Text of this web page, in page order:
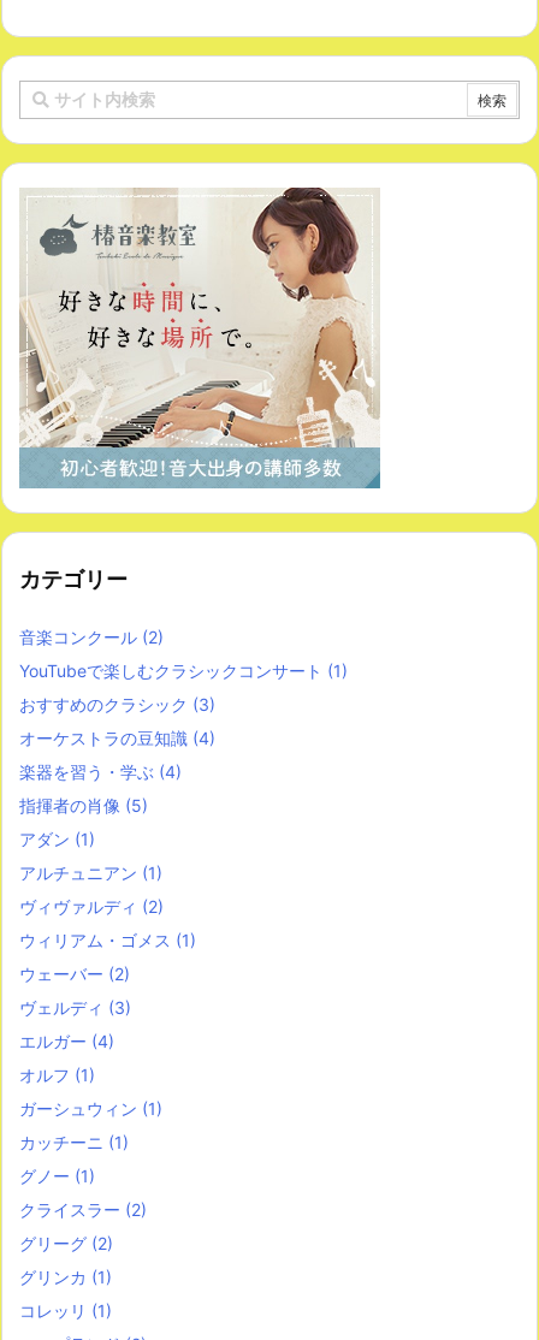
カテゴリー
音楽コンクール (2)
YouTubeで楽しむクラシックコンサート (1)
おすすめのクラシック (3)
オーケストラの豆知識 (4)
楽器を習う・学ぶ (4)
指揮者の肖像 (5)
アダン (1)
アルチュニアン (1)
ヴィヴァルディ (2)
ウィリアム・ゴメス (1)
ウェーバー (2)
ヴェルディ (3)
エルガー (4)
オルフ (1)
ガーシュウィン (1)
カッチーニ (1)
グノー (1)
クライスラー (2)
グリーグ (2)
グリンカ (1)
コレッリ (1)